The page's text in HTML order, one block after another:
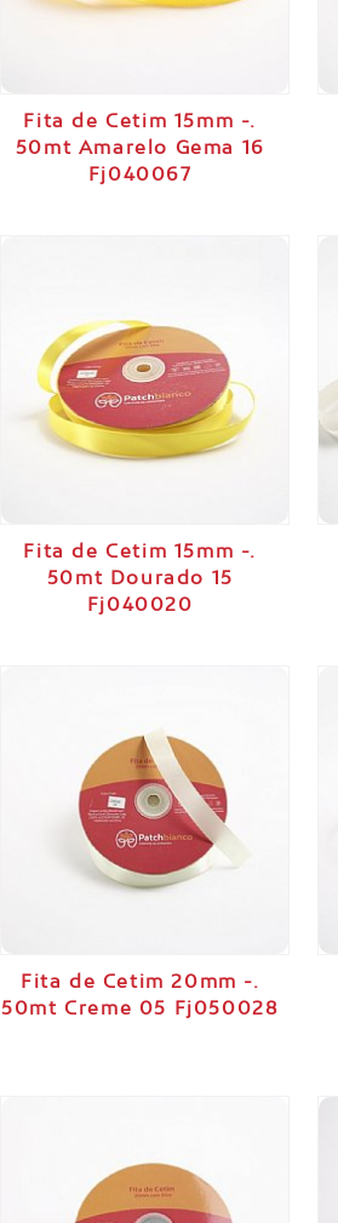
Fita de Cetim 15mm -.
50mt Amarelo Gema 16
Fj040067
Fita de Cetim 15mm -.
50mt Dourado 15
Fj040020
Fita de Cetim 20mm -.
50mt Creme 05 Fj050028